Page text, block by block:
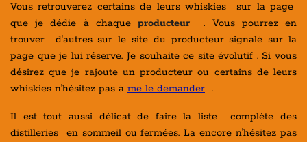
Vous retrouverez certains de leurs whiskies sur la page
que je dédie à chaque producteur
. Vous pourrez en
trouver d'autres sur le site du producteur signalé sur la
page que je lui réserve. Je souhaite ce site évolutif . Si vous
désirez que je rajoute un producteur ou certains de leurs
whiskies n'hésitez pas à me le demander .
Il est tout aussi délicat de faire la liste complète des
distilleries en sommeil ou fermées. La encore n'hésitez pas